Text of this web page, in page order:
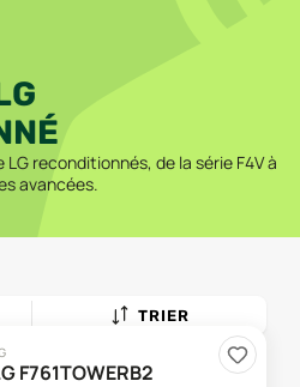
reconditionnés, de la série F4V à
avancées.
TRIER
F761TOWERB2